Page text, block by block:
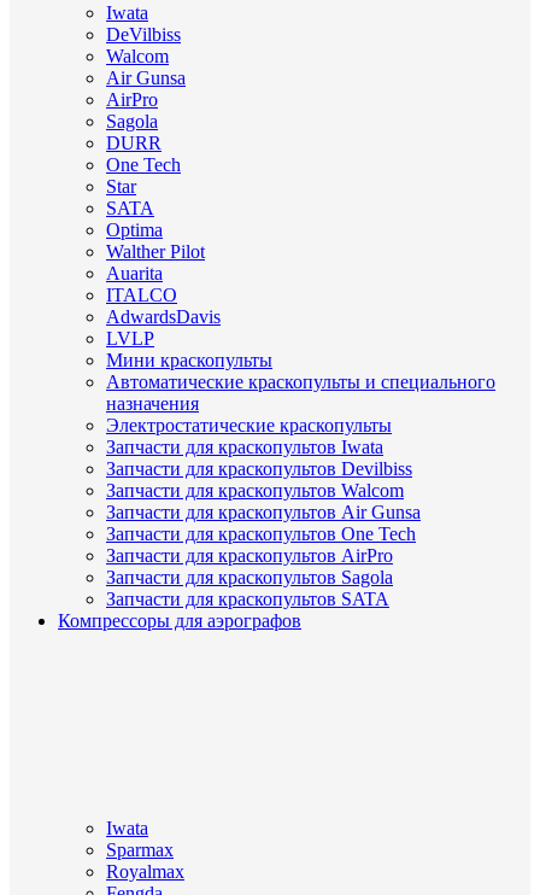
Iwata
DeVilbiss
Walcom
Air Gunsa
AirPro
Sagola
DURR
One Tech
Star
SATA
Optima
Walther Pilot
Auarita
ITALCO
AdwardsDavis
LVLP
Мини краскопульты
Автоматические краскопульты и специального
назначения
Электростатические краскопульты
Запчасти для краскопультов Iwata
Запчасти для краскопультов Devilbiss
Запчасти для краскопультов Walcom
Запчасти для краскопультов Air Gunsa
Запчасти для краскопультов One Tech
Запчасти для краскопультов AirPro
Запчасти для краскопультов Sagola
Запчасти для краскопультов SATA
Компрессоры для аэрографов
Iwata
Sparmax
Royalmax